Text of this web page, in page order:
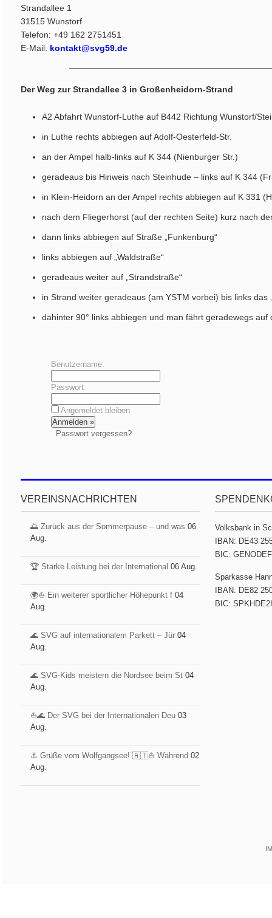
Strandallee 1
31515 Wunstorf
Telefon: +49 162 2751451
E-Mail: kontakt@svg59.de
Der Weg zur Strandallee 3 in Großenheidorn-Strand
A2 Abfahrt Wunstorf-Luthe auf B442 Richtung Wunstorf/
in Luthe rechts abbiegen auf Adolf-Oesterfeld-Str.
an der Ampel halb-links auf K 344 (Nienburger Str.)
geradeaus bis Hinweis nach Steinhude – links auf K 344
in Klein-Heidorn an der Ampel rechts abbiegen auf K 331
nach dem Fliegerhorst (auf der rechten Seite) kurz nach
dann links abbiegen auf Straße „Funkenburg“
links abbiegen auf „Waldstraße“
geradeaus weiter auf „Strandstraße“
in Strand weiter geradeaus (am YSTM vorbei) bis links das
dahinter 90° links abbiegen und man fährt geradewegs auf
Benutzername:
Passwort:
Angemeldet bleiben
Passwort vergessen?
VEREINSNACHRICHTEN
🌅 Zurück aus der Sommerpause – und was 06
Aug.
🏆 Starke Leistung bei der International 06 Aug.
🌍⛵ Ein weiterer sportlicher Höhepunkt f 04
Aug.
🌊 SVG auf internationalem Parkett – Jür 04
Aug.
🌊 SVG-Kids meistern die Nordsee beim St 04
Aug.
⛵️🌊 Der SVG bei der Internationalen Deu 03
Aug.
⚓️ Grüße vom Wolfgangsee! 🇦🇹⛵ Während 02
Aug.
Volksbank in
IBAN: DE43
BIC:
Sparkasse
IBAN: DE82
BIC: